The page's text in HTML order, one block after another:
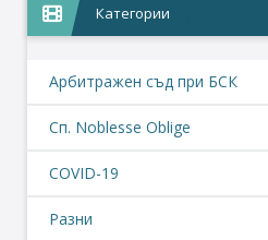
Категории
Арбитражен съд при БСК
Сп. Noblesse Oblige
COVID-19
Разни